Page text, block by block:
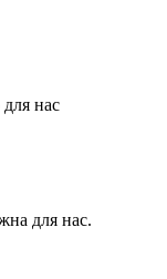
нас
для нас.